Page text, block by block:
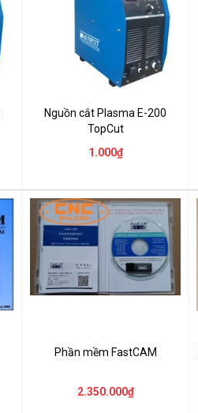
Nguồn cắt Plasma E-200
TopCut
1.000₫
Phần mềm FastCAM
2.350.000₫